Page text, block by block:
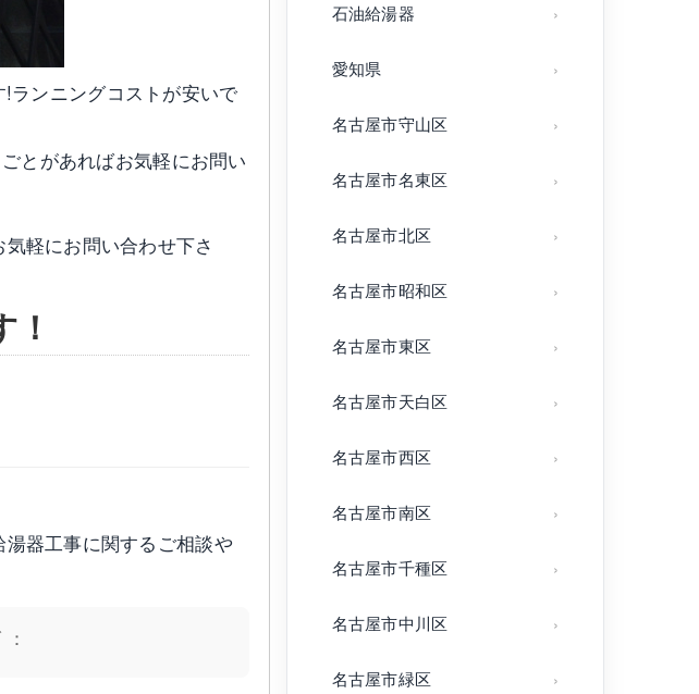
ランニングコストが安いで
とがあればお気軽にお問い
軽にお問い合わせ下さ
器工事に関するご相談や
石油給湯器
愛知県
名古屋市守山区
名古屋市名東区
名古屋市北区
名古屋市昭和区
名古屋市東区
名古屋市天白区
名古屋市西区
名古屋市南区
名古屋市千種区
名古屋市中川区
名古屋市緑区